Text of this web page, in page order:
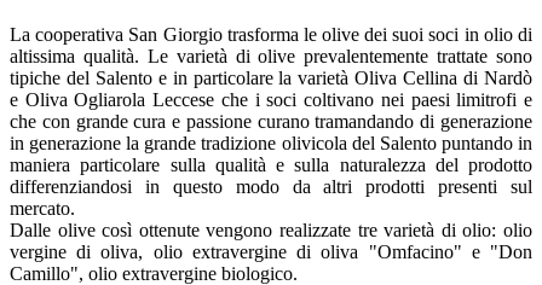
La cooperativa San Giorgio trasforma le olive dei suoi soci in olio di
altissima qualità. Le varietà di olive prevalentemente trattate sono
tipiche del Salento e in particolare la varietà Oliva Cellina di Nardò
e Oliva Ogliarola Leccese che i soci coltivano nei paesi limitrofi e
che con grande cura e passione curano tramandando di generazione
in generazione la grande tradizione olivicola del Salento puntando in
maniera particolare sulla qualità e sulla naturalezza del prodotto
differenziandosi in questo modo da altri prodotti presenti sul
mercato.
Dalle olive così ottenute vengono realizzate tre varietà di olio: olio
vergine di oliva, olio extravergine di oliva "Omfacino" e "Don
Camillo", olio extravergine biologico.